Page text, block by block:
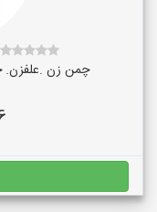
چمن زن .علفزن.